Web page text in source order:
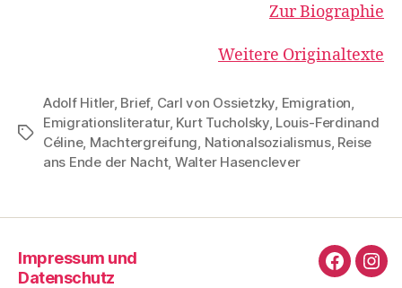
Zur Biographie
Weitere Originaltexte
Schlagwörter
Adolf Hitler, Brief, Carl von Ossietzky Emigration
Emigrationsliteratur, Kurt Tucholsky, Louis-Ferdinand
Céline, Machtergreifung Nationalsozialismus, Reise
ans Ende der Nacht, Walter Hasenclever
Impressum und
Datenschutz